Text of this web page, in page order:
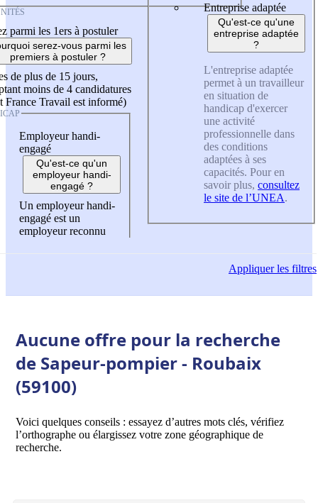
parmi les 1ers à postuler
serez-vous parmi les
premiers à postuler ?
de plus de 15 jours,
moins de 4 candidatures
France Travail est informé)
Employeur handi-
engagé
Qu'est-ce qu'un
employeur handi-
engagé ?
Un employeur handi-
engagé est un
employeur reconnu
Entreprise adaptée
Qu'est-ce qu'une
entreprise adaptée
?
L'entreprise adaptée
permet à un travailleur
en situation de
handicap d'exercer
une activité
professionnelle dans
des conditions
adaptées à ses
capacités. Pour en
savoir plus, consultez
le site de l’UNEA.
Appliquerles filtres
Aucune offre pour la recherche
de Sapeur-pompier - Roubaix
(59100)
Voici quelques conseils : essayez d’autres mots clés, vérifiez
l’orthographe ou élargissez votre zone géographique de
recherche.